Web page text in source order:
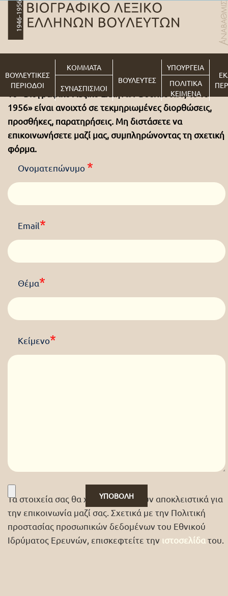
ΒΟΥΛΕΥΤΙΚΕΣ
ΠΕΡΙΟΔΟΙ
ΚΟΜΜΑΤΑ
ΒΟΥΛΕΥΤΕΣ
ΥΠΟΥΡΓΕΙΑ
ΣΥΝΑΣΠΙΣΜΟΙ
ΠΟΛΙΤΙΚΑ
ΚΕΙΜΕΝΑ
Το «Βιογραφικό Λεξικό Ελλήνων Βουλευτών, 1946-
1956» είναι ανοιχτό σε τεκμηριωμένες διορθώσεις,
προσθήκες, παρατηρήσεις. Μη διστάσετε να
επικοινωνήσετε μαζί μας, συμπληρώνοντας τη σχετική
φόρμα.
Ονοματεπώνυμο *
Email*
Θέμα*
Κείμενο*
Τα στοιχεία σας θα χρησιμοποιηθούν αποκλειστικά για
την επικοινωνία μαζί σας. Σχετικά με την Πολιτική
προστασίας προσωπικών δεδομένων του Εθνικού
Ιδρύματος Ερευνών, επισκεφτείτε την ιστοσελίδα του.